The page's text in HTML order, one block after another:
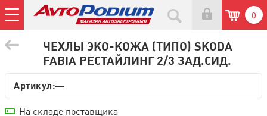
0
ЧЕХЛЫ ЭКО-КОЖА (ТИПО) SKODA
FABIA РЕСТАЙЛИНГ 2/3 ЗАД.СИД.
Артикул:—
На складе поставщика